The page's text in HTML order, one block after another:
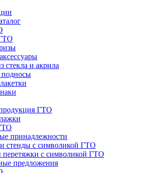
стекла и акрила
подносы
ГТО
принадлежности
стенды с символикой ГТО
перетяжки с символикой ГТО
предложения